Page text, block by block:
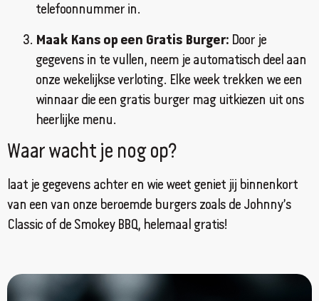
telefoonnummer in.
Maak Kans op een Gratis Burger: Door je
gegevens in te vullen, neem je automatisch deel aan
onze wekelijkse verloting. Elke week trekken we een
winnaar die een gratis burger mag uitkiezen uit ons
heerlijke menu.
Waar wacht je nog op?
laat je gegevens achter en wie weet geniet jij binnenkort
van een van onze beroemde burgers zoals de Johnny’s
Classic of de Smokey BBQ, helemaal gratis!